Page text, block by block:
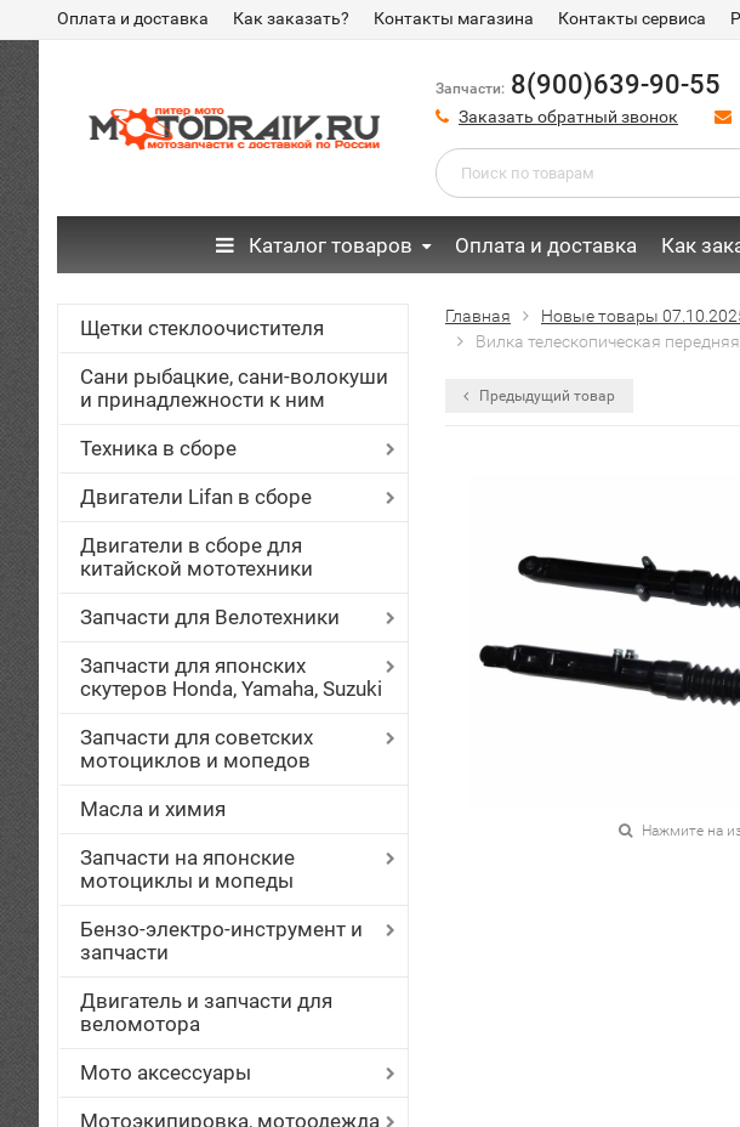
Оплата и доставка Как заказать? Контакты магазина Контакты сервиса
Запчасти: 8(900)639-90-55
Заказать обратный звонок
Каталог товаров Оплата и доставка Как
Щетки стеклоочистителя
Сани рыбацкие, сани-волокуши
и принадлежности к ним
Техника в сборе
Двигатели Lifan в сборе
Двигатели в сборе для
китайской мототехники
Запчасти для Велотехники
Запчасти для японских
скутеров Honda, Yamaha, Suzuki
Запчасти для советских
мотоциклов и мопедов
Масла и химия
Запчасти на японские
мотоциклы и мопеды
Бензо-электро-инструмент и
запчасти
Двигатель и запчасти для
веломотора
Мото аксессуары
Мотоэкипировка, мотоодежда
Главная Новые товары
Вилка телескопическая
Предыдущий товар
Нажмите на